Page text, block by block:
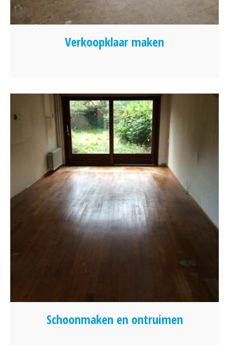
Verkoopklaar maken
Schoonmaken en ontruimen